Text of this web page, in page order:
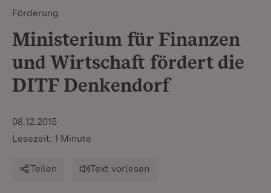
Förderung
Ministerium für Finanzen
und Wirtschaft fördert die
DITF Denkendorf
08.12.2015
Lesezeit: 1 Minute
Teilen Text vorlesen